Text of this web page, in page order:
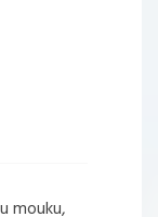
mouku,